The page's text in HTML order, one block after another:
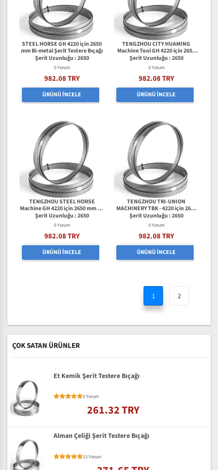
STEEL HORSE GH 4220 için 2650
mm Bi-metal Şerit Testere Bıçağı
Şerit Uzunluğu : 2650
0 Yorum
982.08 TRY
ÜRÜNÜ İNCELE
TENGZHOU CITY HUAMING
Machine Tool GH 4220 için 2650
mm Bi-metal Şerit Testere Bıçağı
Şerit Uzunluğu : 2650
0 Yorum
982.08 TRY
ÜRÜNÜ İNCELE
TENGZHOU STEEL HORSE
Machine GH 4220 için 2650 mm Bi-
metal Şerit Testere Bıçağı
Şerit Uzunluğu : 2650
0 Yorum
982.08 TRY
ÜRÜNÜ İNCELE
TENGZHOU TRI-UNION
MACHINERY TBK - 4220 için 2650
mm Bi-metal Şerit Testere Bıçağı
Şerit Uzunluğu : 2650
0 Yorum
982.08 TRY
ÜRÜNÜ İNCELE
1 2
ÇOK SATAN ÜRÜNLER
Et Kemik Şerit Testere Bıçağı
3 Yorum
261.32 TRY
Alman Çeliği Şerit Testere Bıçağı
13 Yorum